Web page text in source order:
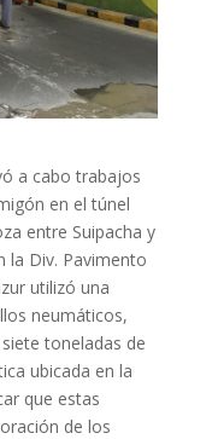
a cabo trabajos
en el túnel
entre Suipacha y
la Div. Pavimento
utilizó una
neumáticos,
toneladas de
ubicada en la
que estas
de los